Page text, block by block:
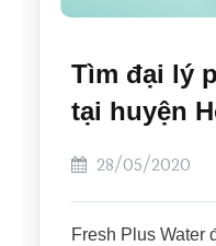
Tìm đại lý
tại huyện
28/05/2020
Fresh Plus Water